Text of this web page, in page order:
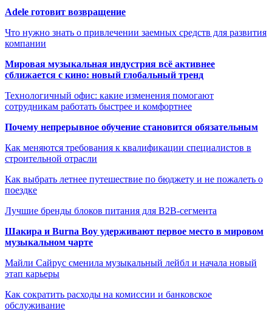
Adele готовит возвращение
Что нужно знать о привлечении заемных средств для развития
компании
Мировая музыкальная индустрия всё активнее
сближается с кино: новый глобальный тренд
Технологичный офис: какие изменения помогают
сотрудникам работать быстрее и комфортнее
Почему непрерывное обучение становится обязательным
Как меняются требования к квалификации специалистов в
строительной отрасли
Как выбрать летнее путешествие по бюджету и не пожалеть о
поездке
Лучшие бренды блоков питания для B2B-сегмента
Шакира и Burna Boy удерживают первое место в мировом
музыкальном чарте
Майли Сайрус сменила музыкальный лейбл и начала новый
этап карьеры
Как сократить расходы на комиссии и банковское
обслуживание